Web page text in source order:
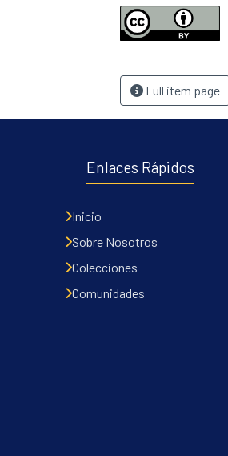
Full item page
Enlaces Rápidos
Inicio
Sobre Nosotros
Colecciones
Comunidades